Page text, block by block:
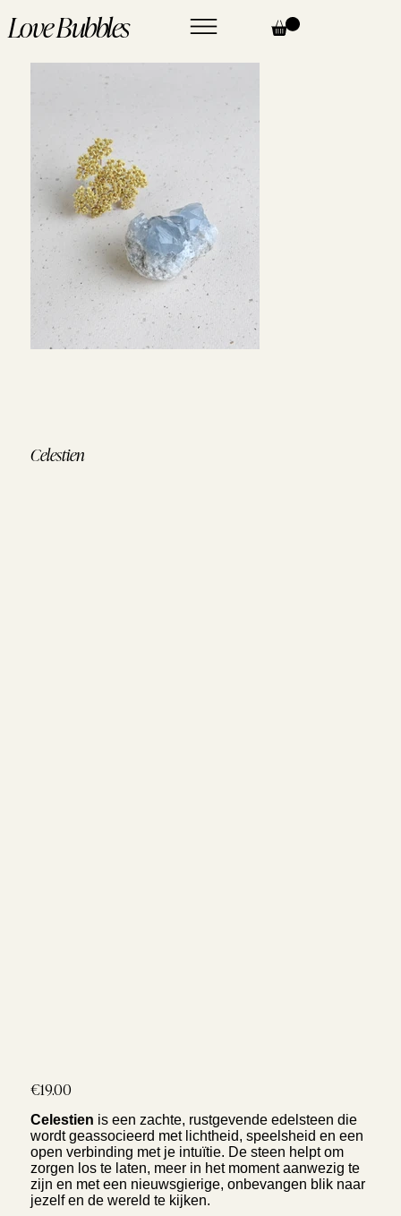
Love Bubbles
Celestien
€19.00
Celestien is een zachte, rustgevende edelsteen die
wordt geassocieerd met lichtheid, speelsheid en een
open verbinding met je intuïtie. De steen helpt om
zorgen los te laten, meer in het moment aanwezig te
zijn en met een nieuwsgierige, onbevangen blik naar
jezelf en de wereld te kijken.